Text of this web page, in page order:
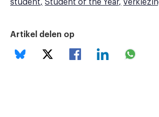
student
Student of the Year
Artikel delen op